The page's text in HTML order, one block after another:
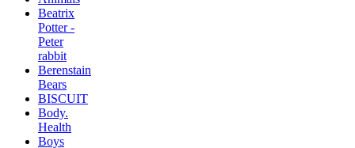
Beatrix
Potter -
Peter
rabbit
Berenstain
Bears
BISCUIT
Body.
Health
Boys